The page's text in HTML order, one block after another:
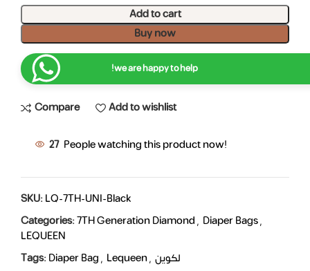
Add to cart
Buy now
we are happy to help!
Compare Add to wishlist
27 People watching this product now!
SKU:LQ-7TH-UNI-Black
Categories:7TH Generation Diamond, Diaper Bags,
LEQUEEN
Tags:Diaper Bag, Lequeen, لكوين